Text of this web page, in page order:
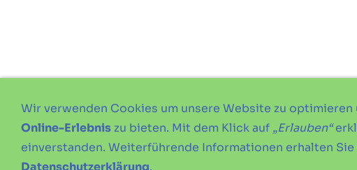
Die hier gezeigten Bilder und Texte unterliegen dem Copyright des Vereins
Wir verwenden Cookies um unsere Website zu optimieren
Online-Erlebnis zu bieten. Mit dem Klick auf „Erlauben“
einverstanden. Weiterführende Informationen erhalten Sie
Datenschutzerklärung.